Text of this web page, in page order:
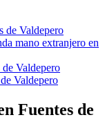
de Valdepero
mano extranjero en
Valdepero
Valdepero
Fuentes de